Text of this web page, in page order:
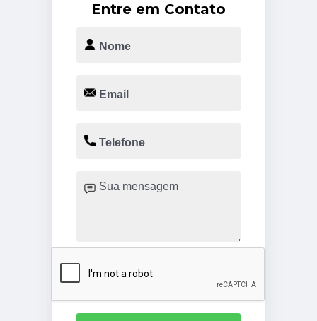
Entre em Contato